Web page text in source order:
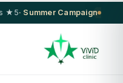
Summer Campaign ·
5★ hotel + VIP transfer on select procedures